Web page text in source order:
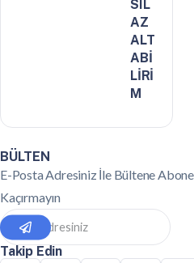
SIL
AZ
ALT
ABİ
LİRİ
M
BÜLTEN
E-Posta Adresiniz İle Bültene
Kaçırmayın
Takip Edin